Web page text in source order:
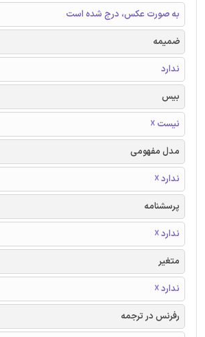
به صورت عکس، درج شده است
ضمیمه
ندارد
بیس
نیست ☓
مدل مفهومی
ندارد ☓
پرسشنامه
ندارد ☓
متغیر
ندارد ☓
رفرنس در ترجمه